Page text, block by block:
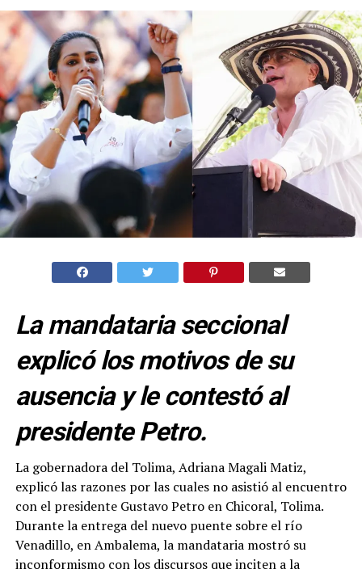
La mandataria seccional
explicó los motivos de su
ausencia y le contestó al
presidente Petro.
La gobernadora del Tolima, Adriana Magali Matiz,
explicó las razones por las cuales no asistió al encuentro
con el presidente Gustavo Petro en Chicoral, Tolima.
Durante la entrega del nuevo puente sobre el río
Venadillo, en Ambalema, la mandataria mostró su
inconformismo con los discursos que inciten a la